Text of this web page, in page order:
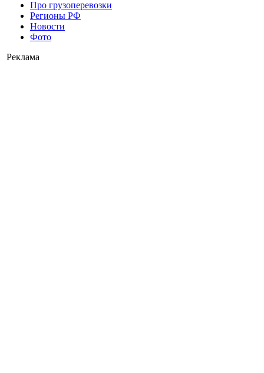
Про грузоперевозки
Регионы РФ
Новости
Фото
Реклама